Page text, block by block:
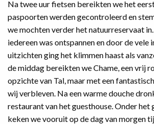
Na twee uur fietsen bereikten we het
paspoorten werden gecontroleerd en
we mochten verder het natuurreservaat
iedereen was ontspannen en door de vele
uitzichten ging het klimmen haast als
de middag bereikten we Chame, een vrij
opzichte van Tal, maar met een
wij verbleven. Na een warme douche
restaurant van het guesthouse. Onder het
keken we vooruit op de dag van morgen